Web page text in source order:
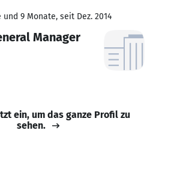
und 9 Monate, seit Dez. 2014
Manager
ein, um das ganze Profil zu
sehen.